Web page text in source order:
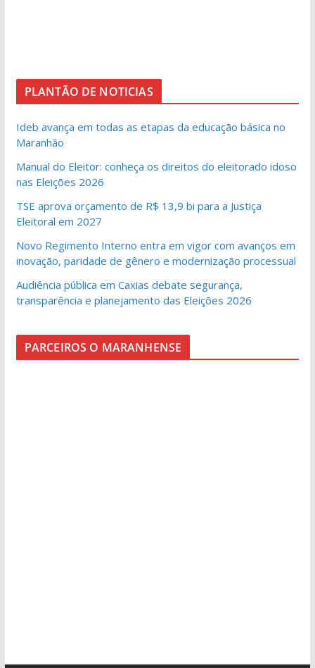
PLANTÃO DE NOTICIAS
Ideb avança em todas as etapas da educação básica no
Maranhão
Manual do Eleitor: conheça os direitos do eleitorado idoso
nas Eleições 2026
TSE aprova orçamento de R$ 13,9 bi para a Justiça
Eleitoral em 2027
Novo Regimento Interno entra em vigor com avanços em
inovação, paridade de gênero e modernização processual
Audiência pública em Caxias debate segurança,
transparência e planejamento das Eleições 2026
PARCEIROS O MARANHENSE